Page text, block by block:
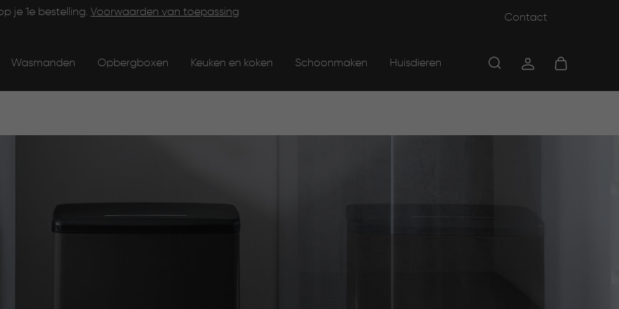
je 1e bestelling. Voorwaarden van toepassing Contact
Wasmanden Opbergboxen Keuken en koken Schoonmaken Huisdieren